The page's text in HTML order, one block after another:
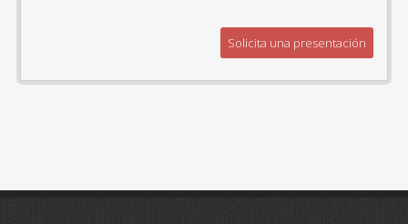
Solicita una presentación